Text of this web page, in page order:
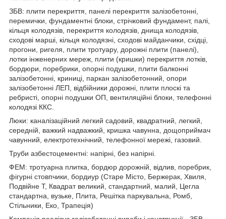
ЗБВ: плити перекриття, панелі перекриття залізобетонні,
перемички, фундаментні блоки, стрічковий фундамент, палі,
кільця колодязів, перекриття колодязів, днища колодязів,
сходові марші, кільця колодязні, сходові майданчики, східці,
прогони, ригеля, плити тротуару, дорожні плити (панелі),
лотки інженерних мереж, плити (кришки) перекриття лотків,
бордюри, поребрики, опорні подушки, плити балконні
залізобетонні, криниці, паркан залізобетонний, опори
залізобетонні ЛЕП, відбійники дорожні, плити плоскі та
ребристі, опорні подушки ОП, вентиляційні блоки, телефонні
колодязі ККС.
Люки: каналізаційний легкий садовий, квадратний, легкий,
середній, важкий надважкий, кришка чавунна, дощоприймач
чавунний, електротехнічний, телефонної мережі, газовий.
Труби азбестоцементні: напірні, без напірні.
ФЕМ: тротуарна плитка, бордюр дорожній, відлив, поребрик,
фігурні стовпчики, бордиур (Старе Місто, Бержерак, Хвиля,
Подвійне Т, Квадрат великий, стандартний, малий, Цегла
стандартна, вузьке, Плита, Решітка паркувальна, Ромб,
Стільники, Еко, Трапеція)